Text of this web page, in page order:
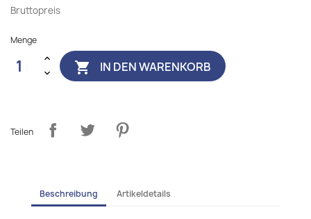
Bruttopreis
Menge
 IN DEN WARENKORB
Teilen
Beschreibung Artikeldetails